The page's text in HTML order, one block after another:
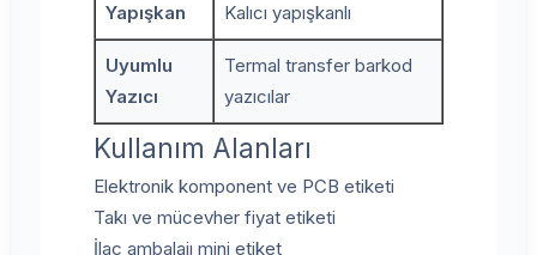
Yapışkan Kalıcı yapışkanlı
Uyumlu
Yazıcı
Termal transfer barkod
yazıcılar
Kullanım Alanları
Elektronik komponent ve PCB etiketi
Takı ve mücevher fiyat etiketi
İlaç ambalajı mini etiket